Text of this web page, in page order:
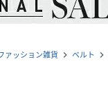
ァッション雑貨 navigate_next ベルト navigate_next